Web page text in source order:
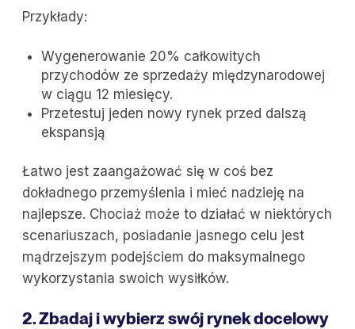
Przykłady:
Wygenerowanie 20% całkowitych
przychodów ze sprzedaży międzynarodowej
w ciągu 12 miesięcy.
Przetestuj jeden nowy rynek przed dalszą
ekspansją
Łatwo jest zaangażować się w coś bez
dokładnego przemyślenia i mieć nadzieję na
najlepsze. Chociaż może to działać w niektórych
scenariuszach, posiadanie jasnego celu jest
mądrzejszym podejściem do maksymalnego
wykorzystania swoich wysiłków.
2. Zbadaj i wybierz swój rynek docelowy